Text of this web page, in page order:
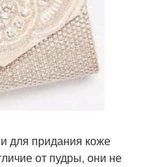
для придания коже
от пудры, они не